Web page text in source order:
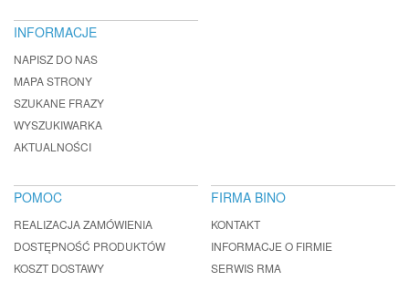
INFORMACJE
NAPISZ DO NAS
MAPA STRONY
SZUKANE FRAZY
WYSZUKIWARKA
AKTUALNOŚCI
POMOC
REALIZACJA ZAMÓWIENIA
DOSTĘPNOŚĆ PRODUKTÓW
KOSZT DOSTAWY
FIRMA BINO
KONTAKT
INFORMACJE O FIRMIE
SERWIS RMA